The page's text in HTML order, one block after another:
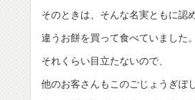
そのときは、そんな名実ともに認
違うお餅を買って食べていました。
それくらい目立たないので、
他のお客さんもこのごじょうぎぼ